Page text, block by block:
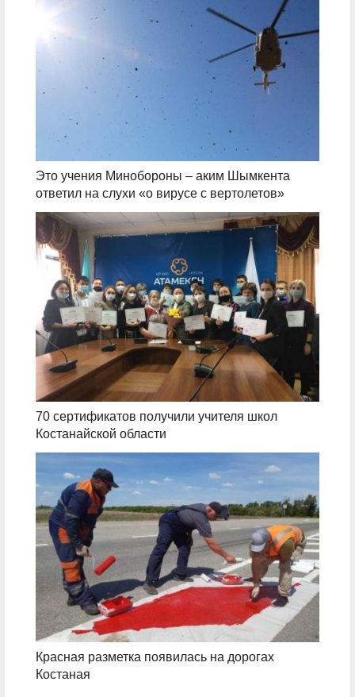
Это учения Минобороны – аким Шымкента
ответил на слухи «о вирусе с вертолетов»
70 сертификатов получили учителя школ
Костанайской области
Красная разметка появилась на дорогах
Костаная